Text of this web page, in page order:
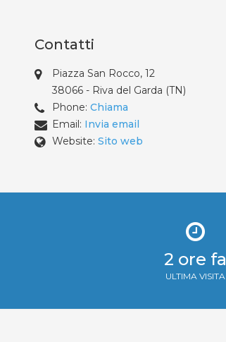
Contatti
Piazza San Rocco, 12
38066 - Riva del Garda (TN)
Phone: Chiama
Email: Invia email
Website: Sito web
2 ore fa
ULTIMA VISITA